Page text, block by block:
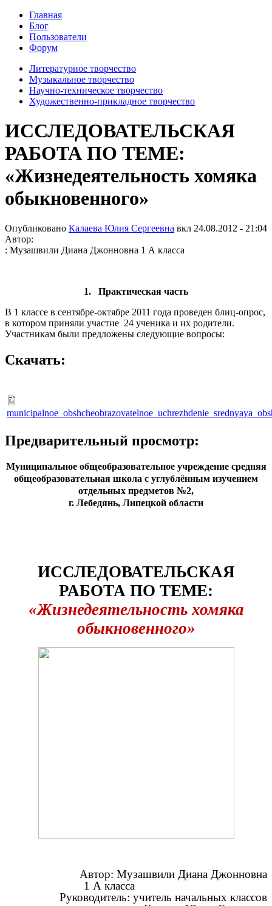
Главная
Блог
Пользователи
Форум
Литературное творчество
Музыкальное творчество
Научно-техническое творчество
Художественно-прикладное творчество
ИССЛЕДОВАТЕЛЬСКАЯ
РАБОТА ПО ТЕМЕ:
«Жизнедеятельность хомяка
обыкновенного»
Опубликовано Калаева Юлия Сергеевна вкл 24.08.2012 - 21:04
Автор:
: Музашвили Диана Джонновна 1 А класса
1. Практическая часть
В 1 классе в сентябре-октябре 2011 года проведен блиц-опрос,
в котором приняли участие 24 ученика и их родители.
Участникам были предложены следующие вопросы:
Скачать:
Предварительный просмотр:
Муниципальное общеобразовательное учреждение средняя
общеобразовательная школа с углублённым изучением
отдельных предметов №2,
г. Лебедянь, Липецкой области
ИССЛЕДОВАТЕЛЬСКАЯ
РАБОТА ПО ТЕМЕ:
«Жизнедеятельность хомяка
обыкновенного»
Автор: Музашвили Диана Джонновна
1 А класса
Руководитель: учитель начальных классов